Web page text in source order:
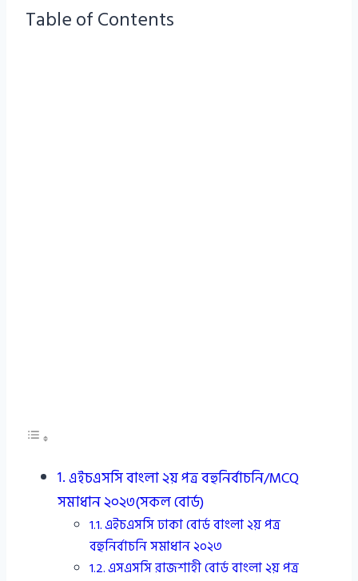
Table of Contents
এইচএসসি বাংলা ২য় পত্র বহুনির্বাচনি/MCQ
সমাধান ২০২৩(সকল বোর্ড)
এইচএসসি ঢাকা বোর্ড বাংলা ২য় পত্র
বহুনির্বাচনি সমাধান ২০২৩
এসএসসি রাজশাহী বোর্ড বাংলা ২য় পত্র